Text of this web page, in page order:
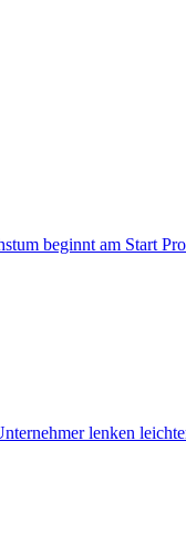
beginnt am Start
lenken